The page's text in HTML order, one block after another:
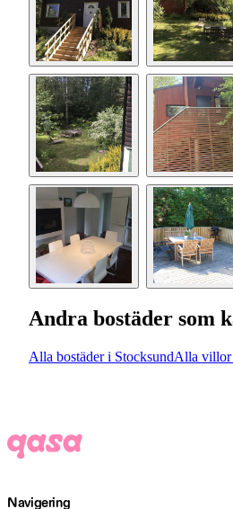
Andra bostäder som
Alla bostäder i StocksundAlla villor
Navigering